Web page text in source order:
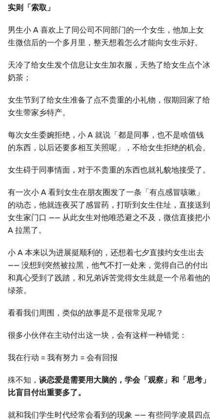
实则「索取」
男生小 A 喜欢上了同公司不同部门的一个女生，他加上女
生微信后的一个多月里，整天想着怎么才能向女生示好。
天冷了给女生发个信息让女生加衣服，天热了给女生点个冰
奶茶；
女生节到了给女生准备了点不贵重的小礼物，假期回家了给
女生带家乡特产。
每次女生委婉拒绝，小 A 就说「都是同事，也不是啥值钱
的东西，以后还要多相互关照呢」，不给女生拒绝的机会。
女生碍于同事情面，对于不贵重的东西也就礼貌地接受了。
有一次小 A 看到女生在朋友圈发了一条「有点感冒咳嗽」
的动态，他就连夜买了感冒药，打听到女生住址，直接送到
女生家门口 —— 从此女生对他唯恐避之不及，微信直接把小
A 拉黑了。
小 A 本来以为进展挺顺利的，还想着七夕直接约女生出去
—— 没想到突然被拉黑，他气不打一处来，觉得自己的付出
和真心受到了践踏，和兄弟诉苦觉得女生就是一个吊着他的
绿茶。
看看我们周围，类似的故事是不是很常见呢？
很多小伙伴在主动付出这一块，会有这样一种错觉：
我在行动 = 我有努力 = 会有回报
殊不知， 谈恋爱是需要用大脑的，学会「观察」和「思考」
比盲目付出重要多了。
就和我们学生时代经常会看到的现象 —— 有些同学凌晨四点